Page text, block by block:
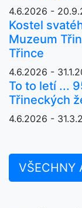
4.6.2026 -
Kostel
Muzeum
Třince
4.6.2026 -
To to letí ...
Třineckých
4.6.2026 -
VŠECHNY